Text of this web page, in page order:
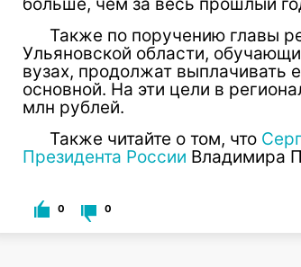
Также по поручению главы
Ульяновской области,
вузах, продолжат
основной. На эти цели в
млн рублей.
Также читайте о том, что
Президента России Владимира
0 0